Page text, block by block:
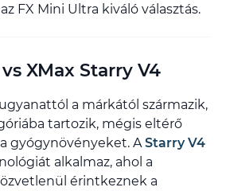
FX Mini Ultra kiváló választás.
XMax Starry V4
a márkától származik,
tartozik, mégis eltérő
gyógynövényeket. A Starry V4
alkalmaz, ahol a
érintkeznek a